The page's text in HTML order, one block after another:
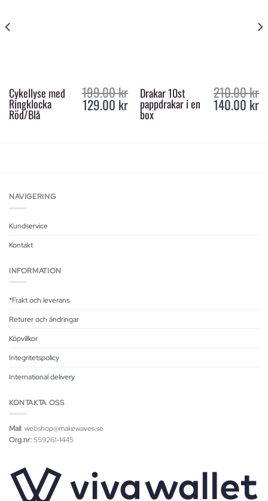
Cykellyse med
Ringklocka
Röd/Blå
199.00kr
Original
price
was:
129.00 krCurrent
price
129.00 kr.
Drakar 10st
pappdrakar i en
box
210.00kr
Original
price
was:
140.00 kr
kr.
NAVIGERING
Kundservice
Kontakt
INFORMATION
*Frakt och leverans
Returer och ändringar
Köpvillkor
Integritetspolicy
International delivery
KONTAKTA OSS
Mail: webshop@makewaves.se
Org.nr: 559261-1445